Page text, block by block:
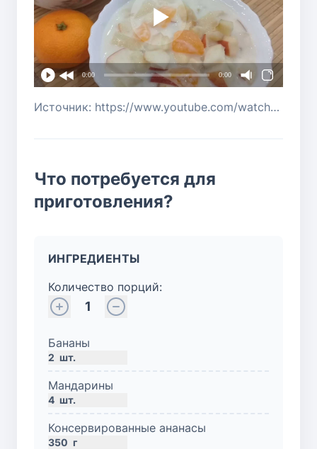
0:00 0:00
Источник: https://www.youtube.com/watch?v=TyCPP5CFjZQ
Что потребуется для
приготовления?
ИНГРЕДИЕНТЫ
Количество порций:
1
Бананы
2 шт.
Мандарины
4 шт.
Консервированные ананасы
350 г